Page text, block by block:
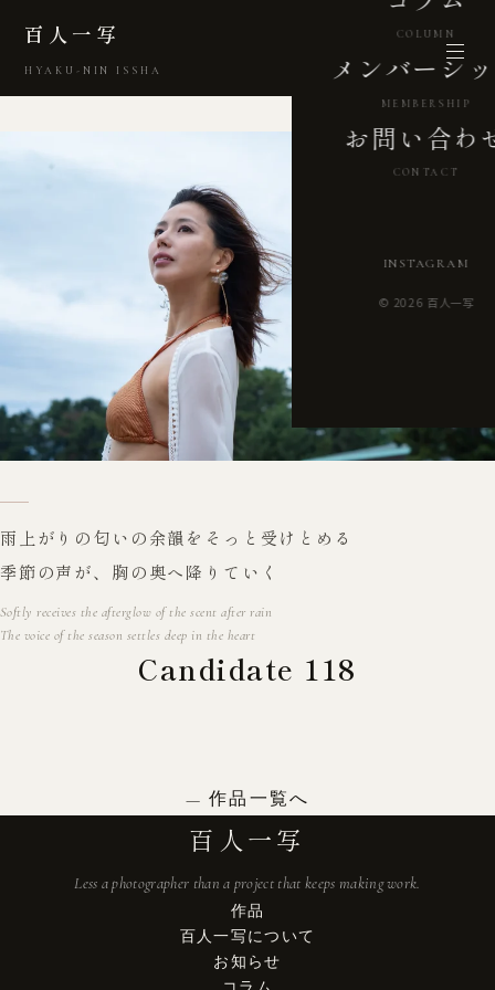
百人一写
HYAKU-NIN ISSHA
COLUMN
メンバーシ
MEMBERSHIP
お問い合わ
CONTACT
INSTAGRAM
© 2026 百人一写
雨上がりの匂いの余韻をそっと受けとめる
季節の声が、胸の奥へ降りていく
Softly receives the afterglow of the scent after rain
The voice of the season settles deep in the heart
Candidate 118
作品一覧へ
百人一写
Less a photographer than a project that keeps making work.
作品
百人一写について
お知らせ